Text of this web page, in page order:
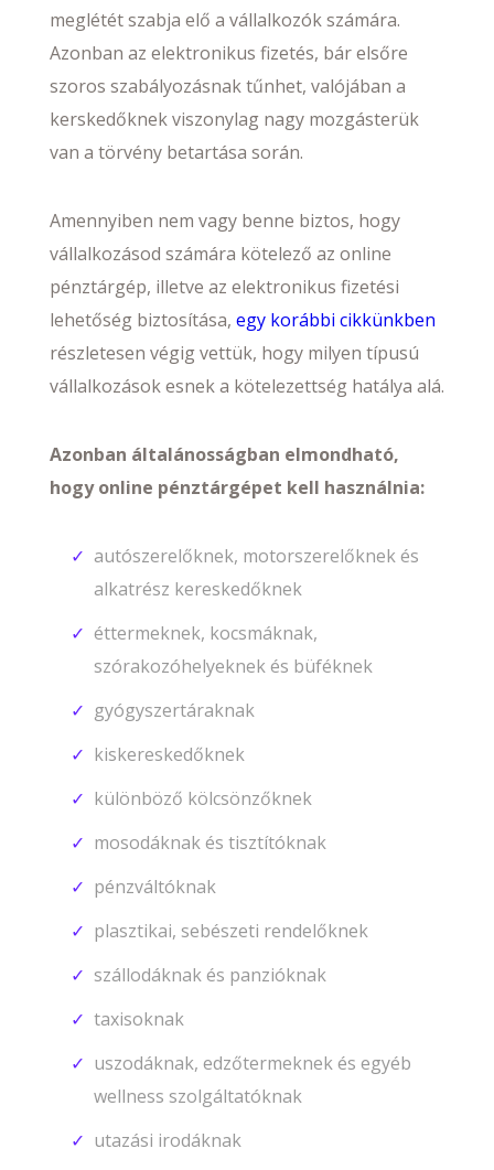
meglétét szabja elő a vállalkozók számára.
Azonban az elektronikus fizetés, bár elsőre
szoros szabályozásnak tűnhet, valójában a
kerskedőknek viszonylag nagy mozgásterük
van a törvény betartása során.
Amennyiben nem vagy benne biztos, hogy
vállalkozásod számára kötelező az online
pénztárgép, illetve az elektronikus fizetési
lehetőség biztosítása, egy korábbi cikkünkben
részletesen végig vettük, hogy milyen típusú
vállalkozások esnek a kötelezettség hatálya alá.
Azonban általánosságban elmondható,
hogy online pénztárgépet kell használnia:
autószerelőknek, motorszerelőknek és
alkatrész kereskedőknek
éttermeknek, kocsmáknak,
szórakozóhelyeknek és büféknek
gyógyszertáraknak
kiskereskedőknek
különböző kölcsönzőknek
mosodáknak és tisztítóknak
pénzváltóknak
plasztikai, sebészeti rendelőknek
szállodáknak és panzióknak
taxisoknak
uszodáknak, edzőtermeknek és egyéb
wellness szolgáltatóknak
utazási irodáknak